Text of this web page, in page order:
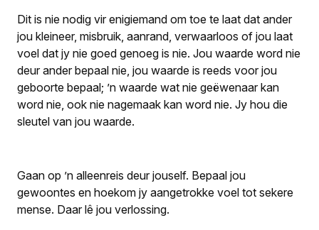
Dit is nie nodig vir enigiemand om toe te laat dat ander
jou kleineer, misbruik, aanrand, verwaarloos of jou laat
voel dat jy nie goed genoeg is nie. Jou waarde word nie
deur ander bepaal nie, jou waarde is reeds voor jou
geboorte bepaal; ’n waarde wat nie geëwenaar kan
word nie, ook nie nagemaak kan word nie. Jy hou die
sleutel van jou waarde.
Gaan op ’n alleenreis deur jouself. Bepaal jou
gewoontes en hoekom jy aangetrokke voel tot sekere
mense. Daar lê jou verlossing.